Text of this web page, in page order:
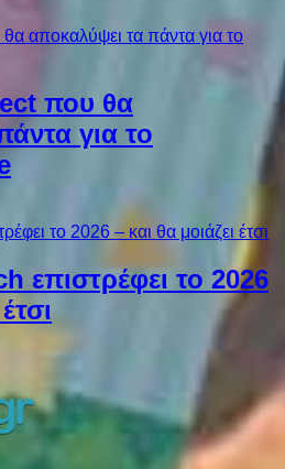
που θα
για το
επιστρέφει το 2026